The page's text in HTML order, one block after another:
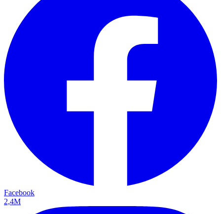
Facebook
2,4M